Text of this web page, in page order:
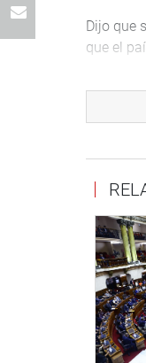
Dijo que
que el
dijo que
(NP),